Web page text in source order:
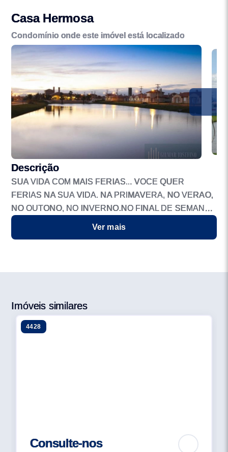
Casa Hermosa
Condomínio onde este imóvel está localizado
Descrição
SUA VIDA COM MAIS FERIAS... VOCE QUER
FERIAS NA SUA VIDA. NA PRIMAVERA, NO VERAO,
NO OUTONO, NO INVERNO.NO FINAL DE SEMANA,
NO FERIADO, SEMPRE QUE VOCE DESEJAR. E
VOCE QUER VIVER SUAS FERIAS EM UMA CASA,
LAZER.OU A OPCAO DE CURTIR A SUA CASA.
SEGURO.VOCE QUER UM LUGAR CHARMOSO. E
TAMBEM PRATICO.VOCE QUER ESTAR ONDE
TUDO ACONTECE.MESMO QUE VOCE VA A PRAIA
HERMOSA!!! CASAS PRONTAS COM O MAIOR
NUMERO DE DESPREOCUPACAO POR M²... CASAS
Ver mais
Imóveis similares
4428
Consulte-nos